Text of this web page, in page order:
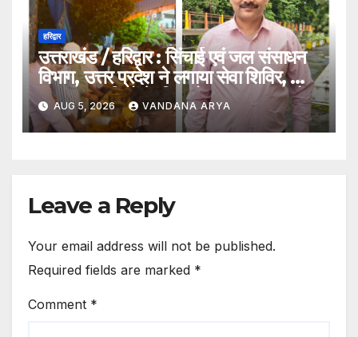
हरिद्वार
उत्तराखंड / हरिद्वार : सिंचाई एवं जल संसाधन
विभाग, उत्तर प्रदेश ने लगाया सेवा शिविर, ओम
पुल पर कांवड़ियों के लिए भोजन, जलपान और
चिकित्सा की विशेष व्यवस्था_ देखे विडिओ !!
AUG 5, 2026 VANDANA ARYA
Leave a Reply
Your email address will not be published.
Required fields are marked *
Comment *